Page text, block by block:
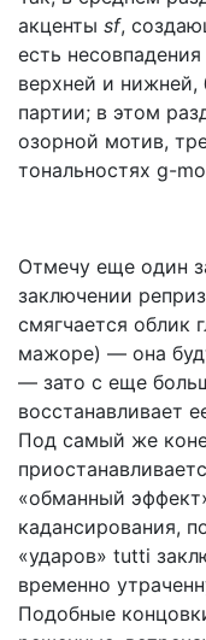
акценты sf,
есть
верхней и нижней,
партии; в этом
озорной мотив,
тональностях g-
Отмечу еще один
заключении
смягчается облик
мажоре) — она
— зато с еще
восстанавливает
Под самый же
«обманный
кадансирования,
«ударов» tutti
временно
Подобные